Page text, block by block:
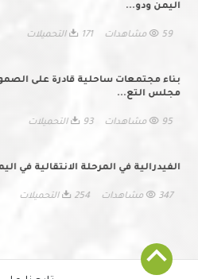
اليمن ودو...
59 مشاهدات 171 التحميلات
بناء مجتمعات ساحلية قادرة على
مجلس التع...
95 مشاهدات 93 التحميلات
الفيدرالية في المرحلة الانتقالية في
347 مشاهدات 254 التحميلات